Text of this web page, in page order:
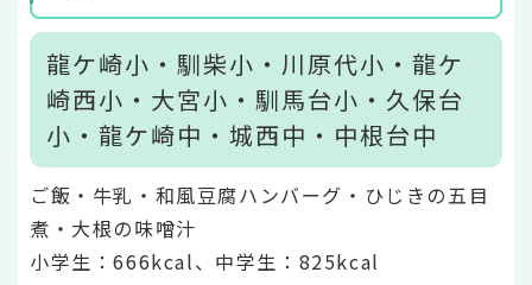
龍ケ崎小・馴柴小・川原代小・龍ケ
崎西小・大宮小・馴馬台小・久保台
小・龍ケ崎中・城西中・中根台中
ご飯・牛乳・和風豆腐ハンバーグ・ひじきの五目
煮・大根の味噌汁
小学生：666kcal、中学生：825kcal